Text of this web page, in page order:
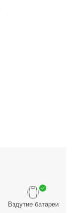
Вздутие батареи